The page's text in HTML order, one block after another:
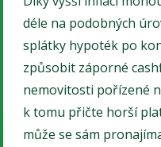
déle na podobných
splátky hypoték po
způsobit záporné
nemovitosti pořízené
k tomu přičte horší
může se sám